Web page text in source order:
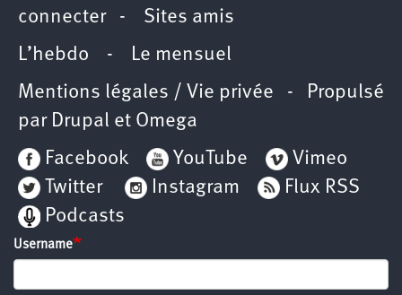
connecter- Sites amis
L’hebdo - Le mensuel
Mentions légales / Vie privée - Propulsé
par Drupal et Omega
Facebook
YouTube
Vimeo
Twitter
Instagram
Flux RSS
Podcasts
Username